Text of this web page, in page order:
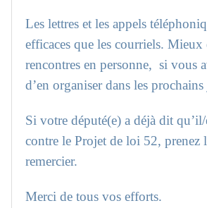
Les lettres et les appels
efficaces que les courriels.
rencontres en personne, si vous
d’en organiser dans les
Si votre député(e) a déjà dit
contre le Projet de loi 52, prenez
remercier.
Merci de tous vos efforts.